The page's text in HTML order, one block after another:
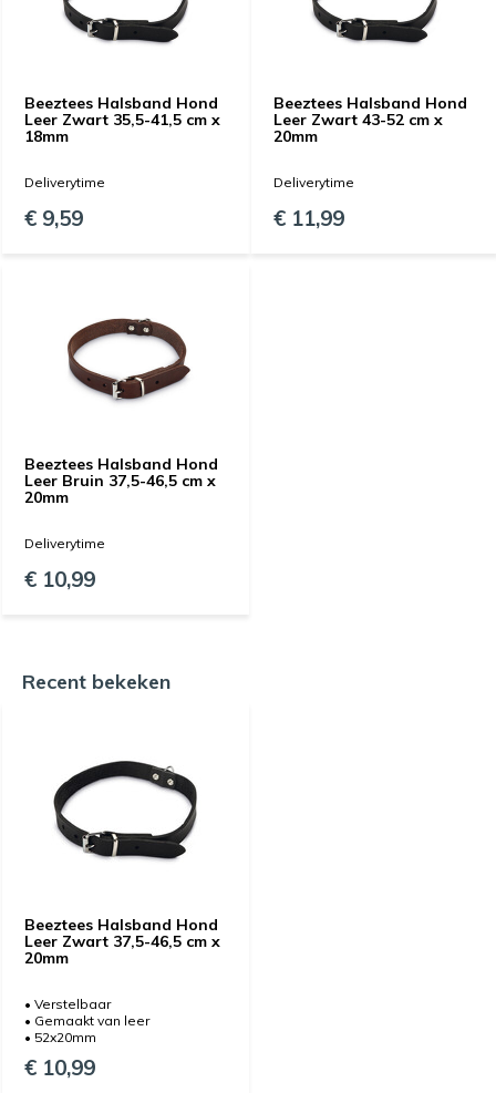
Beeztees Halsband Hond
Leer Zwart 35,5-41,5 cm x
18mm
Deliverytime
€ 9,59
Beeztees Halsband Hond
Leer Zwart 43-52 cm x
20mm
Deliverytime
€ 11,99
Beeztees Halsband Hond
Leer Bruin 37,5-46,5 cm x
20mm
Deliverytime
€ 10,99
Recent bekeken
Beeztees Halsband Hond
Leer Zwart 37,5-46,5 cm x
20mm
• Verstelbaar
• Gemaakt van leer
• 52x20mm
€ 10,99